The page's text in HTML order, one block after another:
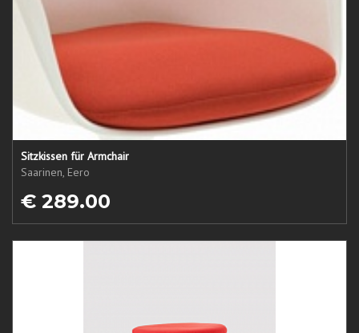
Sitzkissen für Armchair
Saarinen, Eero
€ 289.00